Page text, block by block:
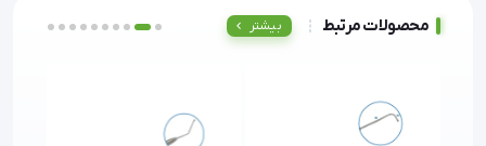
محصولات مرتبط بیشتر